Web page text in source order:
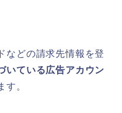
などの請求先情報を登
いている広告アカウン
す。